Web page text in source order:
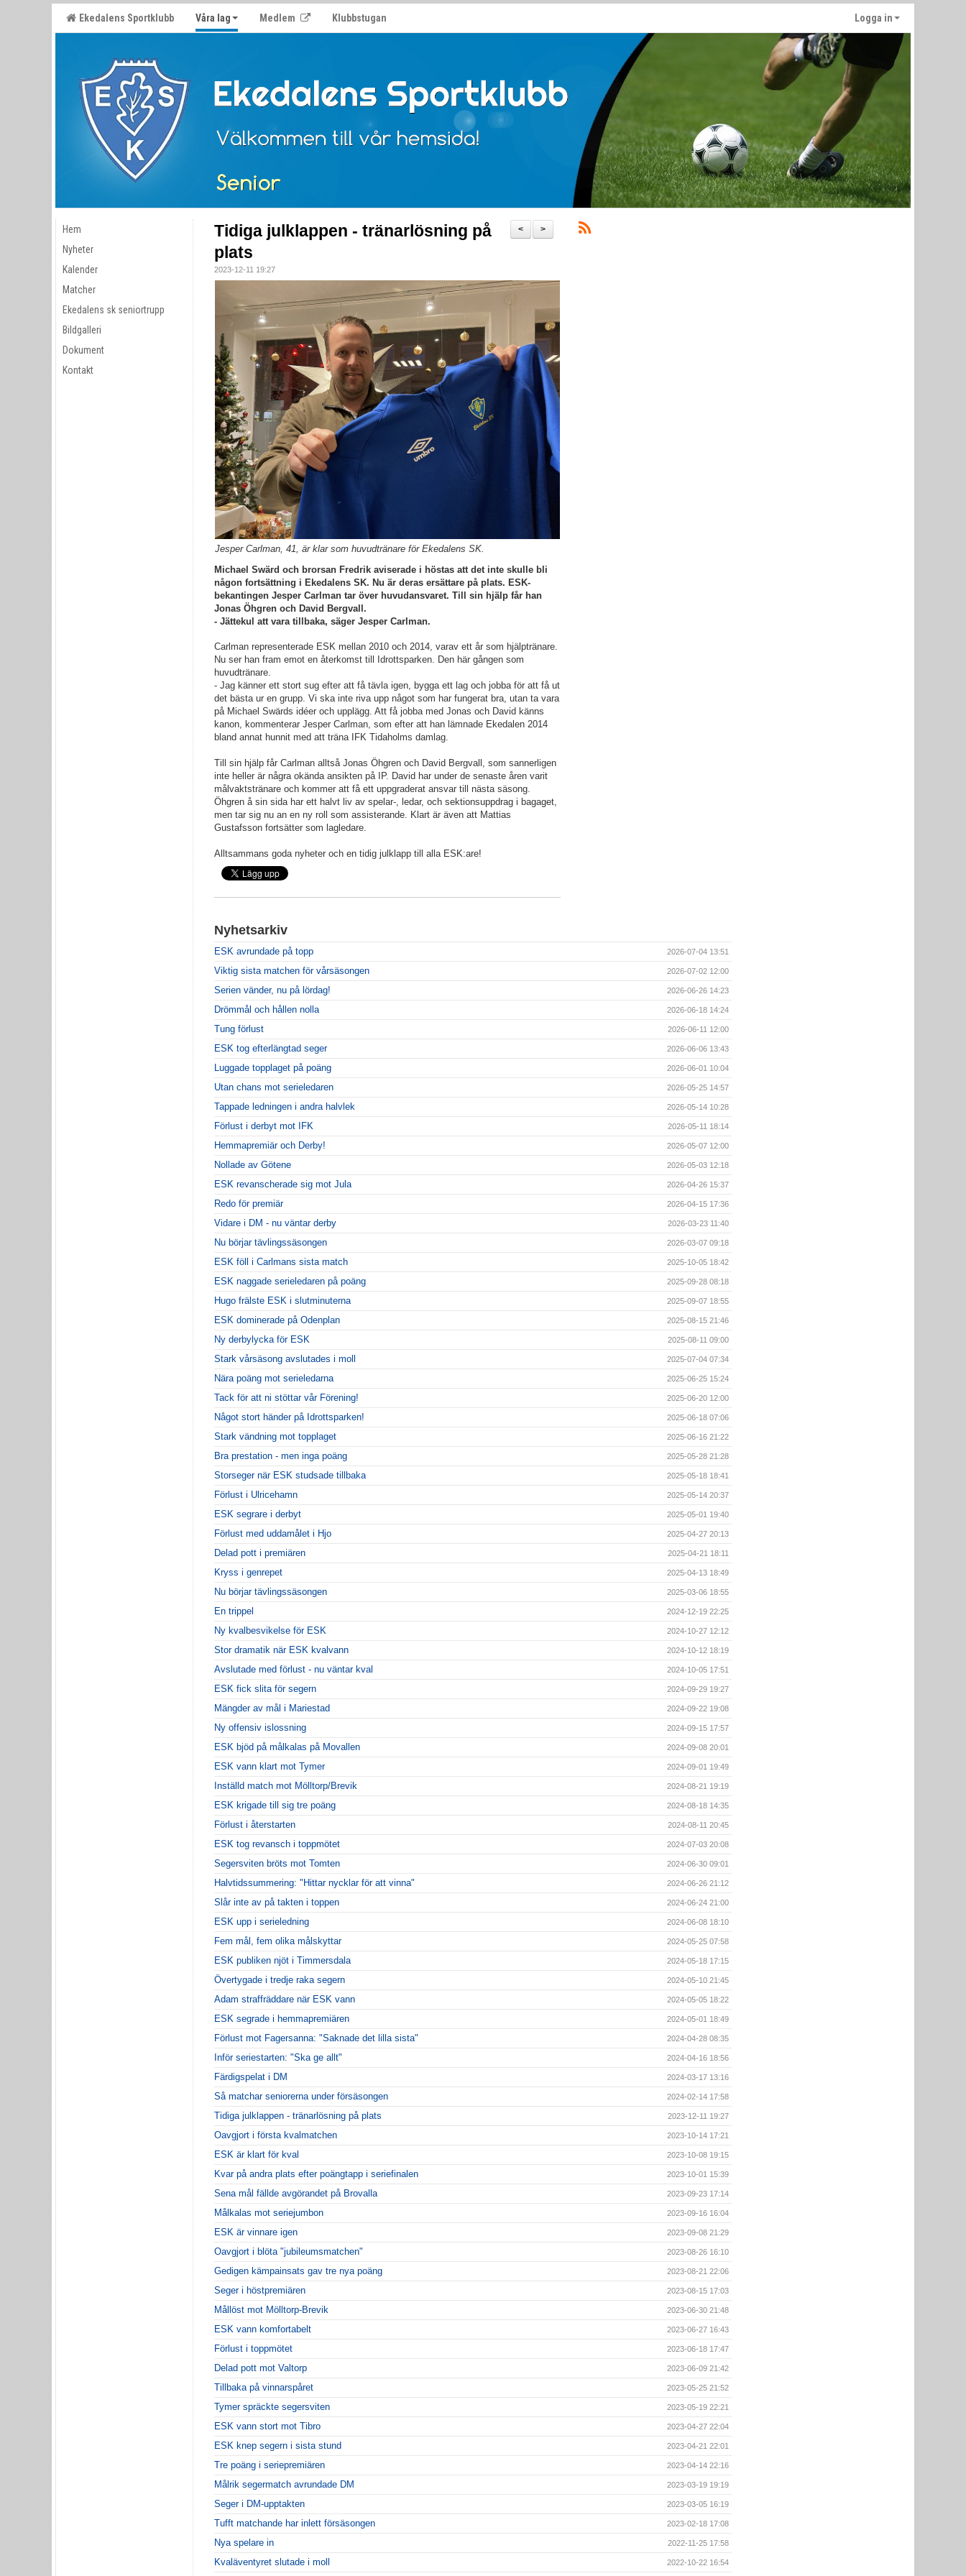
Ekedalens Sportklubb Våra lag Medlem Klubbstugan Logga in
Hem
Nyheter
Kalender
Matcher
Ekedalens sk seniortrupp
Bildgalleri
Dokument
Kontakt
>
<
Tidiga julklappen - tränarlösning på
plats
2023-12-11 19:27
Jesper Carlman, 41, är klar som huvudtränare för Ekedalens SK.
Michael Swärd och brorsan Fredrik aviserade i höstas att det inte skulle bli
någon fortsättning i Ekedalens SK. Nu är deras ersättare på plats. ESK-
bekantingen Jesper Carlman tar över huvudansvaret. Till sin hjälp får han
Jonas Öhgren och David Bergvall.
- Jättekul att vara tillbaka, säger Jesper Carlman.
Carlman representerade ESK mellan 2010 och 2014, varav ett år som hjälptränare.
Nu ser han fram emot en återkomst till Idrottsparken. Den här gången som
huvudtränare.
- Jag känner ett stort sug efter att få tävla igen, bygga ett lag och jobba för att få ut
det bästa ur en grupp. Vi ska inte riva upp något som har fungerat bra, utan ta vara
på Michael Swärds idéer och upplägg. Att få jobba med Jonas och David känns
kanon, kommenterar Jesper Carlman, som efter att han lämnade Ekedalen 2014
bland annat hunnit med att träna IFK Tidaholms damlag.
Till sin hjälp får Carlman alltså Jonas Öhgren och David Bergvall, som sannerligen
inte heller är några okända ansikten på IP. David har under de senaste åren varit
målvaktstränare och kommer att få ett uppgraderat ansvar till nästa säsong.
Öhgren å sin sida har ett halvt liv av spelar-, ledar, och sektionsuppdrag i bagaget,
men tar sig nu an en ny roll som assisterande. Klart är även att Mattias
Gustafsson fortsätter som lagledare.
Alltsammans goda nyheter och en tidig julklapp till alla ESK:are!
Nyhetsarkiv
ESK avrundade på topp 2026-07-04 13:51
Viktig sista matchen för vårsäsongen 2026-07-02 12:00
Serien vänder, nu på lördag! 2026-06-26 14:23
Drömmål och hållen nolla 2026-06-18 14:24
Tung förlust 2026-06-11 12:00
ESK tog efterlängtad seger 2026-06-06 13:43
Luggade topplaget på poäng 2026-06-01 10:04
Utan chans mot serieledaren 2026-05-25 14:57
Tappade ledningen i andra halvlek 2026-05-14 10:28
Förlust i derbyt mot IFK 2026-05-11 18:14
Hemmapremiär och Derby! 2026-05-07 12:00
Nollade av Götene 2026-05-03 12:18
ESK revanscherade sig mot Jula 2026-04-26 15:37
Redo för premiär 2026-04-15 17:36
Vidare i DM - nu väntar derby 2026-03-23 11:40
Nu börjar tävlingssäsongen 2026-03-07 09:18
ESK föll i Carlmans sista match 2025-10-05 18:42
ESK naggade serieledaren på poäng 2025-09-28 08:18
Hugo frälste ESK i slutminuterna 2025-09-07 18:55
ESK dominerade på Odenplan 2025-08-15 21:46
Ny derbylycka för ESK 2025-08-11 09:00
Stark vårsäsong avslutades i moll 2025-07-04 07:34
Nära poäng mot serieledarna 2025-06-25 15:24
Tack för att ni stöttar vår Förening! 2025-06-20 12:00
Något stort händer på Idrottsparken! 2025-06-18 07:06
Stark vändning mot topplaget 2025-06-16 21:22
Bra prestation - men inga poäng 2025-05-28 21:28
Storseger när ESK studsade tillbaka 2025-05-18 18:41
Förlust i Ulricehamn 2025-05-14 20:37
ESK segrare i derbyt 2025-05-01 19:40
Förlust med uddamålet i Hjo 2025-04-27 20:13
Delad pott i premiären 2025-04-21 18:11
Kryss i genrepet 2025-04-13 18:49
Nu börjar tävlingssäsongen 2025-03-06 18:55
En trippel 2024-12-19 22:25
Ny kvalbesvikelse för ESK 2024-10-27 12:12
Stor dramatik när ESK kvalvann 2024-10-12 18:19
Avslutade med förlust - nu väntar kval 2024-10-05 17:51
ESK fick slita för segern 2024-09-29 19:27
Mängder av mål i Mariestad 2024-09-22 19:08
Ny offensiv islossning 2024-09-15 17:57
ESK bjöd på målkalas på Movallen 2024-09-08 20:01
ESK vann klart mot Tymer 2024-09-01 19:49
Inställd match mot Mölltorp/Brevik 2024-08-21 19:19
ESK krigade till sig tre poäng 2024-08-18 14:35
Förlust i återstarten 2024-08-11 20:45
ESK tog revansch i toppmötet 2024-07-03 20:08
Segersviten bröts mot Tomten 2024-06-30 09:01
Halvtidssummering: "Hittar nycklar för att vinna" 2024-06-26 21:12
Slår inte av på takten i toppen 2024-06-24 21:00
ESK upp i serieledning 2024-06-08 18:10
Fem mål, fem olika målskyttar 2024-05-25 07:58
ESK publiken njöt i Timmersdala 2024-05-18 17:15
Övertygade i tredje raka segern 2024-05-10 21:45
Adam straffräddare när ESK vann 2024-05-05 18:22
ESK segrade i hemmapremiären 2024-05-01 18:49
Förlust mot Fagersanna: "Saknade det lilla sista" 2024-04-28 08:35
Inför seriestarten: "Ska ge allt" 2024-04-16 18:56
Färdigspelat i DM 2024-03-17 13:16
Så matchar seniorerna under försäsongen 2024-02-14 17:58
Tidiga julklappen - tränarlösning på plats 2023-12-11 19:27
Oavgjort i första kvalmatchen 2023-10-14 17:21
ESK är klart för kval 2023-10-08 19:15
Kvar på andra plats efter poängtapp i seriefinalen 2023-10-01 15:39
Sena mål fällde avgörandet på Brovalla 2023-09-23 17:14
Målkalas mot seriejumbon 2023-09-16 16:04
ESK är vinnare igen 2023-09-08 21:29
Oavgjort i blöta "jubileumsmatchen" 2023-08-26 16:10
Gedigen kämpainsats gav tre nya poäng 2023-08-21 22:06
Seger i höstpremiären 2023-08-15 17:03
Mållöst mot Mölltorp-Brevik 2023-06-30 21:48
ESK vann komfortabelt 2023-06-27 16:43
Förlust i toppmötet 2023-06-18 17:47
Delad pott mot Valtorp 2023-06-09 21:42
Tillbaka på vinnarspåret 2023-05-25 21:52
Tymer spräckte segersviten 2023-05-19 22:21
ESK vann stort mot Tibro 2023-04-27 22:04
ESK knep segern i sista stund 2023-04-21 22:01
Tre poäng i seriepremiären 2023-04-14 22:16
Målrik segermatch avrundade DM 2023-03-19 19:19
Seger i DM-upptakten 2023-03-05 16:19
Tufft matchande har inlett försäsongen 2023-02-18 17:08
Nya spelare in 2022-11-25 17:58
Kvaläventyret slutade i moll 2022-10-22 16:54